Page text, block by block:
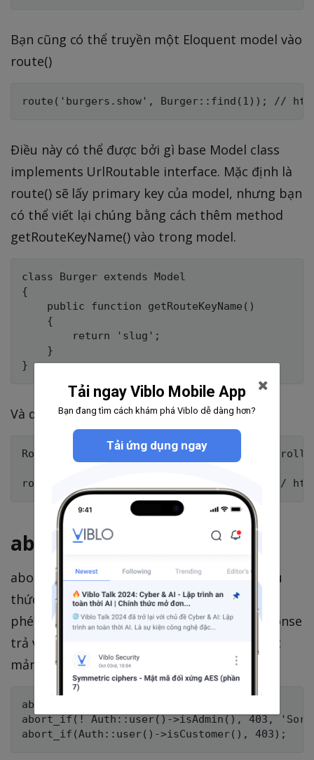
Bạn cũng có thể truyền một Eloquent model vào
route()
Điều này có thể được bởi gì base Model class
implements UrlRoutable interface. Mặc định là
route() sẽ lấy primary key của model, nhưng bạn
có thể viết lại chúng bằng cách thêm method
getRouteKeyName() vào trong model.
class Burger extends Model
{
    public function getRouteKeyName()
    {
        return 'slug';
    }
Và dùng nó.
Route::get('burgers/{slug}',
abort_if()
abort_if() helper trả về một ngoại lệ nếu biểu
thức đã cho là đúng. Tham số thứ ba sẽ cho
phép bạn thêm vào nội dụng của đoạn response
trả về, còn tham số thứ tư sẽ chấp nhận một
mảng của các headers.
abort_if(! Auth::user()->isAdmin(), 403);
abort_if(! Auth::user()->isAdmin(), 403,
Tải ngay Viblo Mobile App
Bạn đang tìm cách khám phá Viblo dễ dàng hơn?
Tải ứng dụng ngay